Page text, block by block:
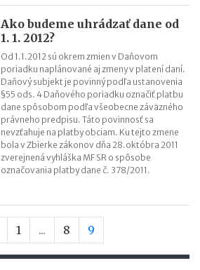
Ako budeme uhrádzať dane od
1. 1. 2012?
Od 1.1.2012 sú okrem zmien v Daňovom
poriadku naplánované aj zmeny v platení daní.
Daňový subjekt je povinný podľa ustanovenia
§55 ods. 4 Daňového poriadku označiť platbu
dane spôsobom podľa všeobecne záväzného
právneho predpisu. Táto povinnosť sa
nevzťahuje na platby obciam. Ku tejto zmene
bola v Zbierke zákonov dňa 28.októbra 2011
zverejnená vyhláška MF SR o spôsobe
označovania platby dane č. 378/2011.
Predchádzajúca strana
1 ... 8 9